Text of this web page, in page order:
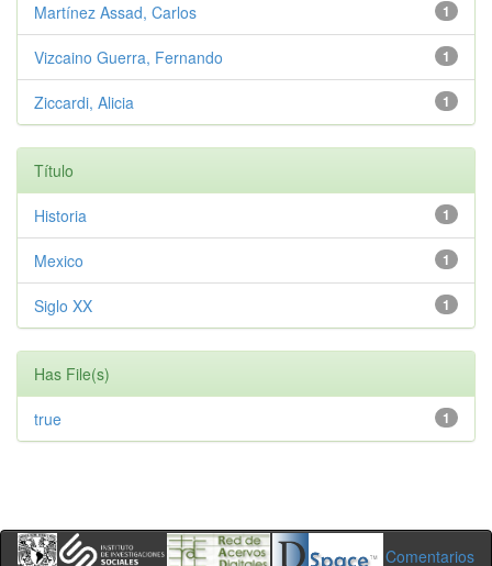
1
Martínez Assad, Carlos
1
Vizcaino Guerra, Fernando
1
Ziccardi, Alicia
Título
1
Historia
1
Mexico
1
Siglo XX
Has File(s)
1
true
Comentarios